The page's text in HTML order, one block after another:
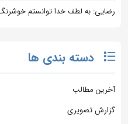
رضایی: به لطف خدا توانستم
دسته بندی ها
آخرین مطالب
گزارش تصویری